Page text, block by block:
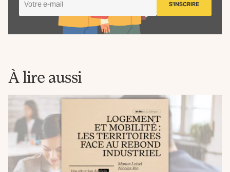
m'inscris
à
S'INSCRIRE
À lire aussi